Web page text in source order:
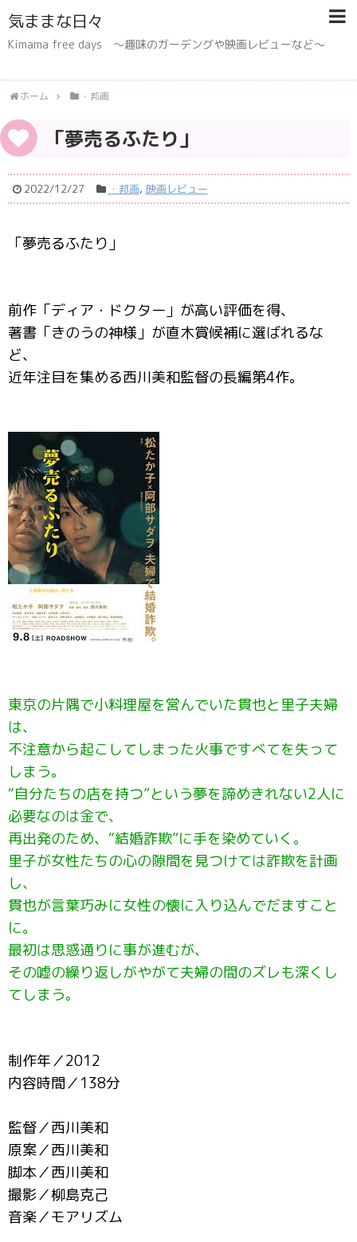
気ままな日々
Kimama free days 〜趣味のガーデングや映画レビューなど〜
ホーム ・邦画
「夢売るふたり」
2022/12/27 ・邦画, 映画レビュー
「夢売るふたり」
前作「ディア・ドクター」が高い評価を得、
著書「きのうの神様」が直木賞候補に選ばれるな
ど、
近年注目を集める西川美和監督の長編第4作。
東京の片隅で小料理屋を営んでいた貫也と里子夫婦
は、
不注意から起こしてしまった火事ですべてを失って
しまう。
“自分たちの店を持つ”という夢を諦めきれない2人に
必要なのは金で、
再出発のため、“結婚詐欺”に手を染めていく。
里子が女性たちの心の隙間を見つけては詐欺を計画
し、
貫也が言葉巧みに女性の懐に入り込んでだますこと
に。
最初は思惑通りに事が進むが、
その嘘の繰り返しがやがて夫婦の間のズレも深くし
てしまう。
制作年／2012
内容時間／138分
監督／西川美和
原案／西川美和
脚本／西川美和
撮影／柳島克己
音楽／モアリズム